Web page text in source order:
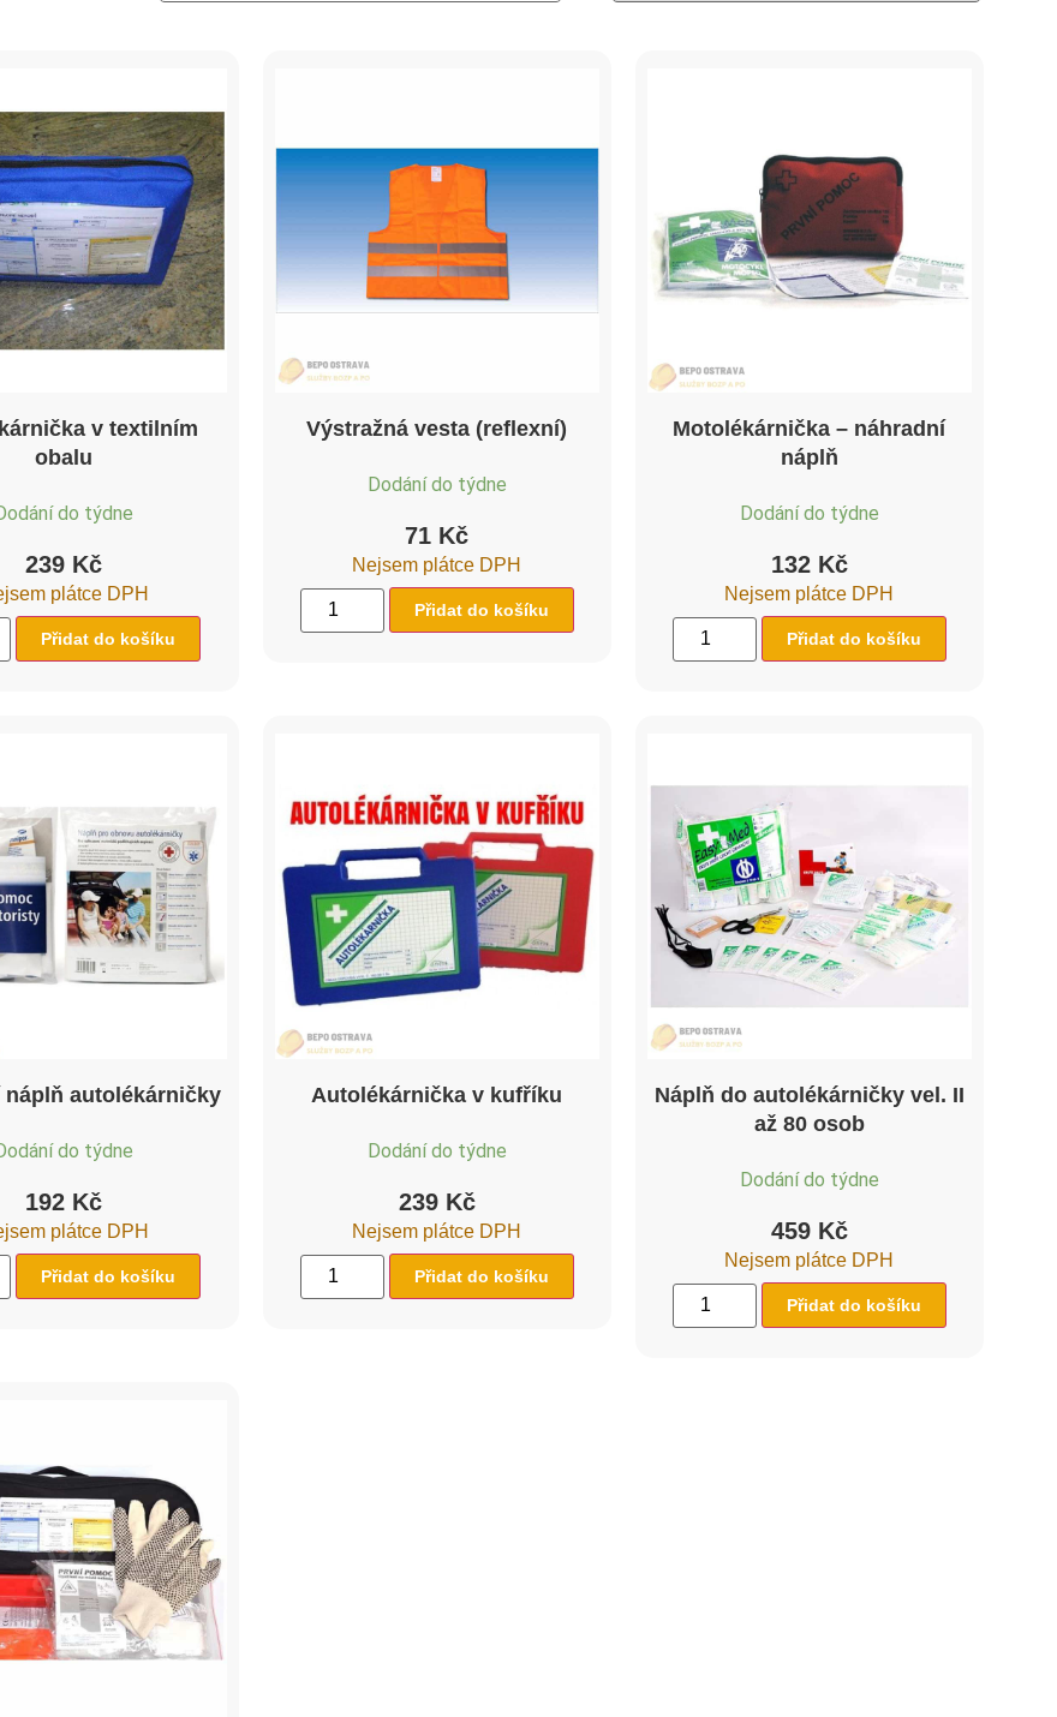
v textilním
obalu
do týdne
239 Kč
plátce DPH
Přidat do košíku
Výstražná vesta (reflexní)
Dodání do týdne
71 Kč
Nejsem plátce DPH
Přidat do košíku
Motolékárnička – náhradní
náplň
Dodání do týdne
132 Kč
Nejsem plátce DPH
Přidat do košíku
náplň autolékárničky
do týdne
192 Kč
plátce DPH
Přidat do košíku
Autolékárnička v kufříku
Dodání do týdne
239 Kč
Nejsem plátce DPH
Přidat do košíku
Náplň do autolékárničky vel. II
až 80 osob
Dodání do týdne
459 Kč
Nejsem plátce DPH
Přidat do košíku